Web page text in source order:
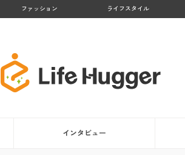
ファッション ライフスタイル
インタビュー